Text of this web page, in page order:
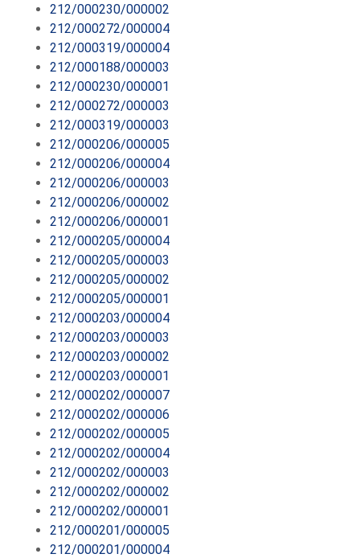
212/000230/000002
212/000272/000004
212/000319/000004
212/000188/000003
212/000230/000001
212/000272/000003
212/000319/000003
212/000206/000005
212/000206/000004
212/000206/000003
212/000206/000002
212/000206/000001
212/000205/000004
212/000205/000003
212/000205/000002
212/000205/000001
212/000203/000004
212/000203/000003
212/000203/000002
212/000203/000001
212/000202/000007
212/000202/000006
212/000202/000005
212/000202/000004
212/000202/000003
212/000202/000002
212/000202/000001
212/000201/000005
212/000201/000004